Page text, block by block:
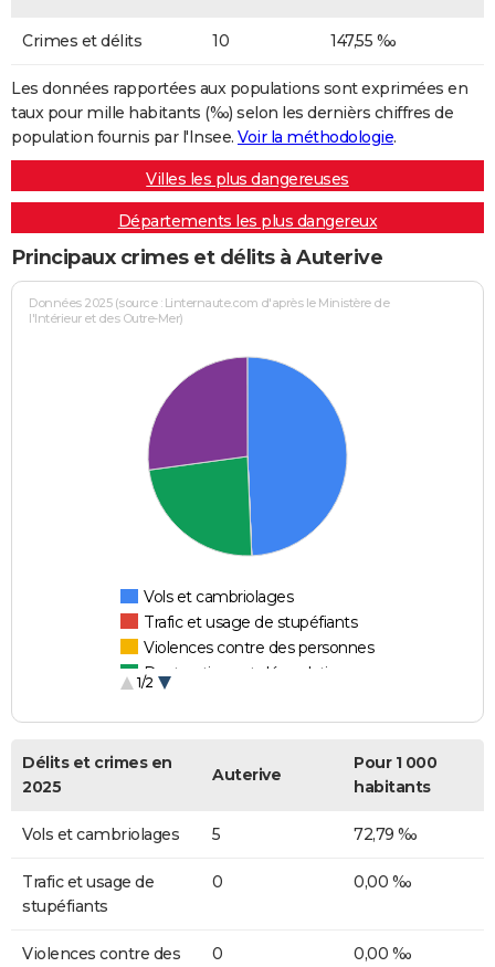
Crimes et délits 10 147,55 ‰
Les données rapportées aux populations sont exprimées en
taux pour mille habitants (‰) selon les dernièrs chiffres de
population fournis par l'Insee. Voir la méthodologie.
Villes les plus dangereuses
Départements les plus dangereux
Principaux crimes et délits à Auterive
Données 2025 (source : Linternaute.com d'après le Ministère de
l'Intérieur et des Outre-Mer)
Vols et cambriolages
Trafic et usage de stupéfiants
Violences contre des personnes
Destructions et dégradations
1/2
Délits et crimes en
2025
Auterive
Pour 1 000
habitants
Vols et cambriolages 5 72,79 ‰
Trafic et usage de
stupéfiants
0 0,00 ‰
Violences contre des
0 0,00 ‰